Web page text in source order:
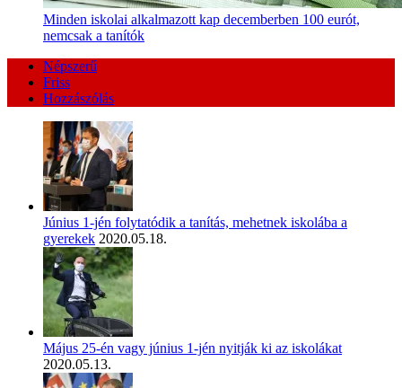
Minden iskolai alkalmazott kap decemberben 100 eurót,
nemcsak a tanítók
Népszerű
Friss
Hozzászólás
Június 1-jén folytatódik a tanítás, mehetnek iskolába a
gyerekek 2020.05.18.
Május 25-én vagy június 1-jén nyitják ki az iskolákat
2020.05.13.